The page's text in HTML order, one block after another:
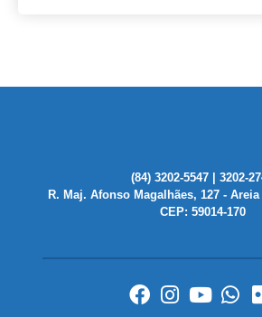
(84) 3202-5547 | 3202-
R. Maj. Afonso Magalhães, 127 -
CEP: 59014-170